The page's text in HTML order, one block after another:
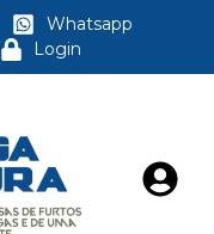
Whatsapp
Login